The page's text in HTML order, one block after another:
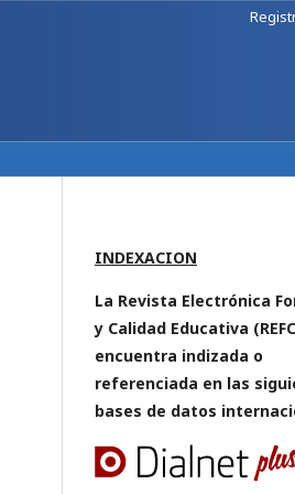
INDEXACION
La Revista Electrónica
y Calidad Educativa
encuentra indizada o
referenciada en las
bases de datos